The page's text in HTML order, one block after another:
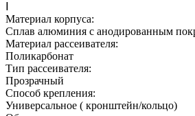
Материал корпуса:
Сплав алюминия с анодированным
Материал рассеивателя:
Поликарбонат
Тип рассеивателя:
Прозрачный
Способ крепления:
Универсальное ( кронштейн/кольцо)